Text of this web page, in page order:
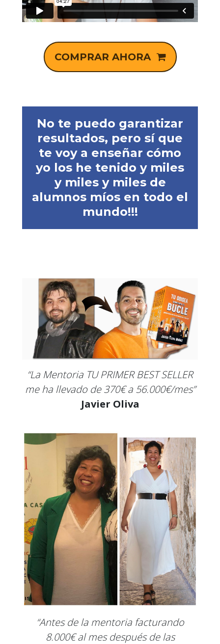
COMPRAR AHORA
No te puedo garantizar
resultados, pero sí que
te voy a enseñar cómo
yo los he tenido y miles
y miles y miles de
alumnos míos en todo el
mundo!!!
“La Mentoria TU PRIMER BEST SELLER
me ha llevado de 370€ a 56.000€/mes”
Javier Oliva
“Antes de la mentoria facturando
8.000€ al mes después de las